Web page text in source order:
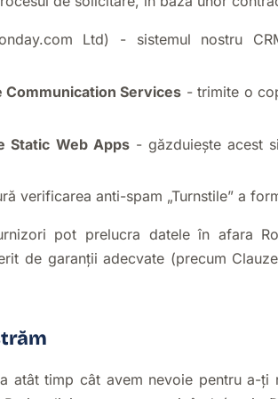
Ltd) - sistemul nostru
Services - trimite o
Static Web Apps- găzduiește acest
verificarea anti-spam „Turnstile” a
pot prelucra datele în afara
de garanții adecvate (precum
atât timp cât avem nevoie pentru a-ți